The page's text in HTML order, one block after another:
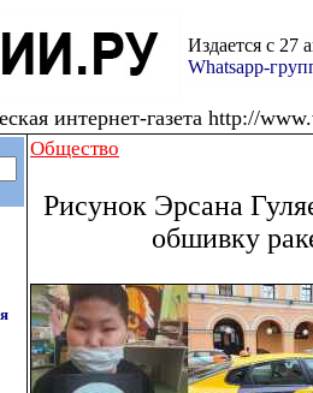
Издается с 27
Whatsapp-
интернет-газета http://
Общество
Рисунок Эрсана
обшивку